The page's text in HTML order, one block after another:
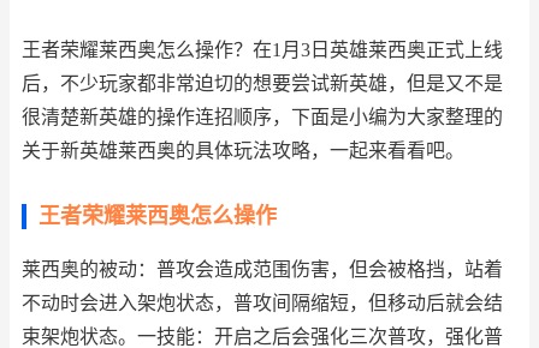
王者荣耀莱西奥怎么操作？在1月3日英雄莱西奥正式上线
后，不少玩家都非常迫切的想要尝试新英雄，但是又不是
很清楚新英雄的操作连招顺序，下面是小编为大家整理的
关于新英雄莱西奥的具体玩法攻略，一起来看看吧。
王者荣耀莱西奥怎么操作
莱西奥的被动：普攻会造成范围伤害，但会被格挡，站着
不动时会进入架炮状态，普攻间隔缩短，但移动后就会结
束架炮状态。一技能：开启之后会强化三次普攻，强化普